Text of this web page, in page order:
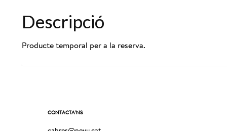
Descripció
Producte temporal per a la reserva.
CONTACTA’NS